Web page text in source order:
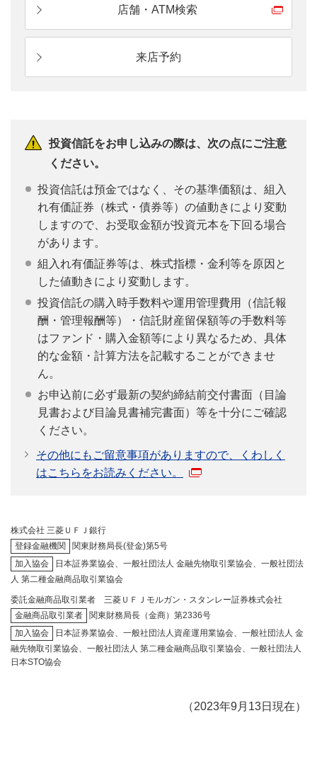
店舗・ATM検索
来店予約
投資信託をお申し込みの際は、次の点にご注意
ください。
投資信託は預金ではなく、その基準価額は、組入
れ有価証券（株式・債券等）の値動きにより変動
しますので、お受取金額が投資元本を下回る場合
があります。
組入れ有価証券等は、株式指標・金利等を原因と
した値動きにより変動します。
投資信託の購入時手数料や運用管理費用（信託報
酬・管理報酬等）・信託財産留保額等の手数料等
はファンド・購入金額等により異なるため、具体
的な金額・計算方法を記載することができませ
ん。
お申込前に必ず最新の契約締結前交付書面（目論
見書および目論見書補完書面）等を十分にご確認
ください。
その他にもご留意事項がありますので、くわしく
はこちらをお読みください。
株式会社 三菱ＵＦＪ銀行
登録金融機関
関東財務局長(登金)第5号
加入協会
日本証券業協会、一般社団法人 金融先物取引業協会、一般社団法
人 第二種金融商品取引業協会
委託金融商品取引業者 三菱ＵＦＪモルガン・スタンレー証券株式会社
金融商品取引業者
関東財務局長（金商）第2336号
加入協会
日本証券業協会、一般社団法人資産運用業協会、一般社団法人 金
融先物取引業協会、一般社団法人 第二種金融商品取引業協会、一般社団法人
日本STO協会
（2023年9月13日現在）